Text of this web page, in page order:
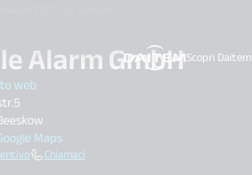
Scopri Daitem
Alarm GmbH
web
Maps
Chiamaci